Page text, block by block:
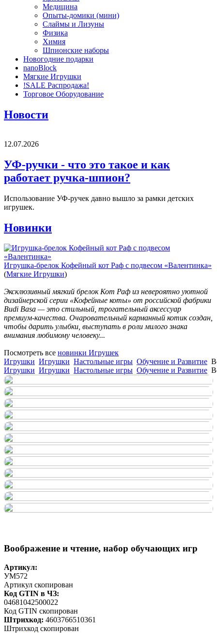
Медицина
Опыты-домики (мини)
Слаймы и Лизуны
Физика
Химия
Шпионские наборы
Новогодние подарки
nanoBlock
Мягкие Игрушки
!SALE Распродажа!
Торговое Оборудование
Новости
12.07.2026
УФ-ручки - что это такое и как
работает ручка-шпион?
Использование УФ-ручек давно вышло за рамки детских
игрушек.
Новинки
Игрушка-брелок Кофейный кот Раф с подвесом «Валентинка»
(Мягкие Игрушки)
Эксклюзивный мягкий брелок Кот Раф из невероятно уютной
дизайнерской серии «Кофейные коты» от российской фабрики
Budi Basa — это стильный, трогательный аксессуар
премиум-качества. Очаровательный карманный котик создан,
чтобы дарить улыбки, выступать в роли милого знака
внимания любимому человеку...
Посмотреть все новинки Игрушек
Игрушки Игрушки Настольные игры Обучение и Развитие
Игрушки Игрушки Настольные игры Обучение и Развитие
Воображение и чтение, набор обучающих игр
Артикул:
УМ572
Артикул скопирован
Код GTIN в ЧЗ:
04681042500022
Код GTIN скопирован
Штрихкод: 4603766510361
Штрихкод скопирован